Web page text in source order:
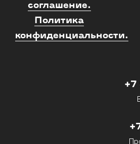
соглашение.
Политика
конфиденциальности.
+7